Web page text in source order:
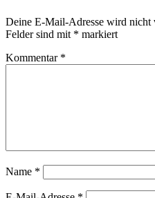
Deine E-Mail-Adresse wird nicht
Felder sind mit * markiert
Kommentar *
Name *